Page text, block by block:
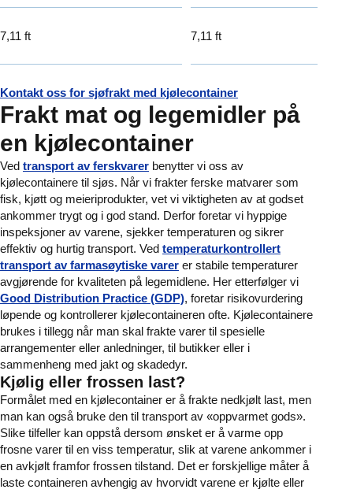
7,11 ft 7,11 ft
Kontakt oss for sjøfrakt med kjølecontainer
Frakt mat og legemidler på
en kjølecontainer
Ved transport av ferskvarer benytter vi oss av
kjølecontainere til sjøs. Når vi frakter ferske matvarer som
fisk, kjøtt og meieriprodukter, vet vi viktigheten av at godset
ankommer trygt og i god stand. Derfor foretar vi hyppige
inspeksjoner av varene, sjekker temperaturen og sikrer
effektiv og hurtig transport. Ved temperaturkontrollert
transport av farmasøytiske varer er stabile temperaturer
avgjørende for kvaliteten på legemidlene. Her etterfølger vi
Good Distribution Practice (GDP), foretar risikovurdering
løpende og kontrollerer kjølecontaineren ofte. Kjølecontainere
brukes i tillegg når man skal frakte varer til spesielle
arrangementer eller anledninger, til butikker eller i
sammenheng med jakt og skadedyr.
Kjølig eller frossen last?
Formålet med en kjølecontainer er å frakte nedkjølt last, men
man kan også bruke den til transport av «oppvarmet gods».
Slike tilfeller kan oppstå dersom ønsket er å varme opp
frosne varer til en viss temperatur, slik at varene ankommer i
en avkjølt framfor frossen tilstand. Det er forskjellige måter å
laste containeren avhengig av hvorvidt varene er kjølte eller